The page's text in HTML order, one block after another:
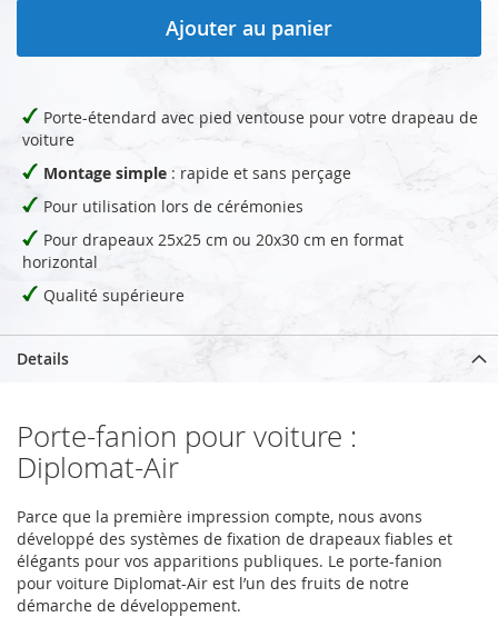
Ajouter au panier
Porte-étendard avec pied ventouse pour votre drapeau de
voiture
Montage simple : rapide et sans perçage
Pour utilisation lors de cérémonies
Pour drapeaux 25x25 cm ou 20x30 cm en format
horizontal
Qualité supérieure
Details
Porte-fanion pour voiture :
Diplomat-Air
Parce que la première impression compte, nous avons
développé des systèmes de fixation de drapeaux fiables et
élégants pour vos apparitions publiques. Le porte-fanion
pour voiture Diplomat-Air est l’un des fruits de notre
démarche de développement.